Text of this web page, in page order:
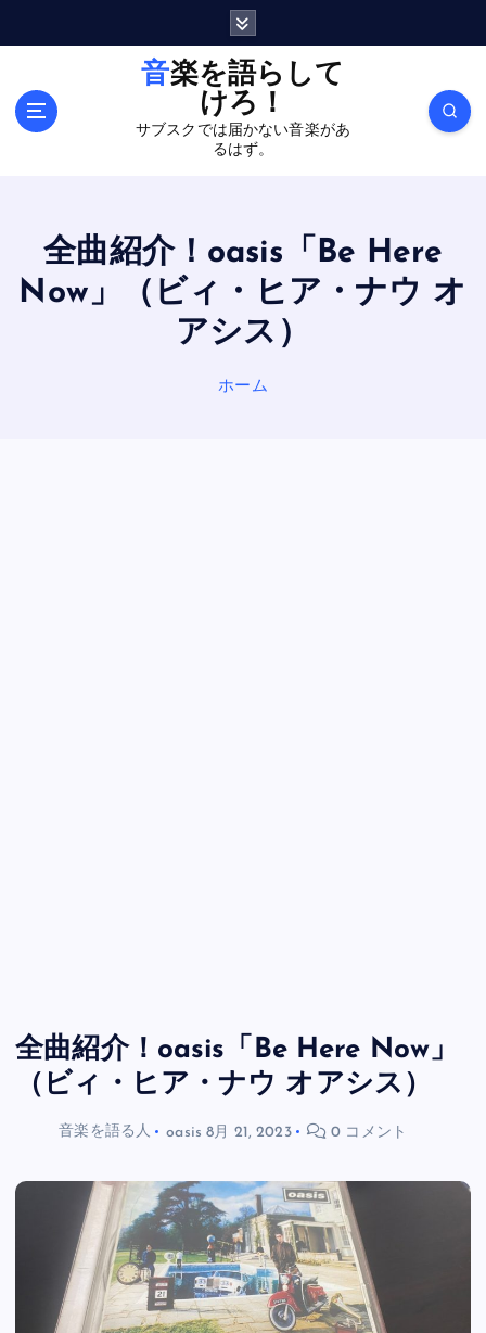
音楽を語らして
けろ！
サブスクでは届かない音楽があ
るはず。
全曲紹介！oasis「Be Here
Now」（ビィ・ヒア・ナウ オ
アシス）
ホーム
全曲紹介！oasis「Be Here Now」
（ビィ・ヒア・ナウ オアシス）
音楽を語る人 oasis 8月 21, 2023 0 コメント